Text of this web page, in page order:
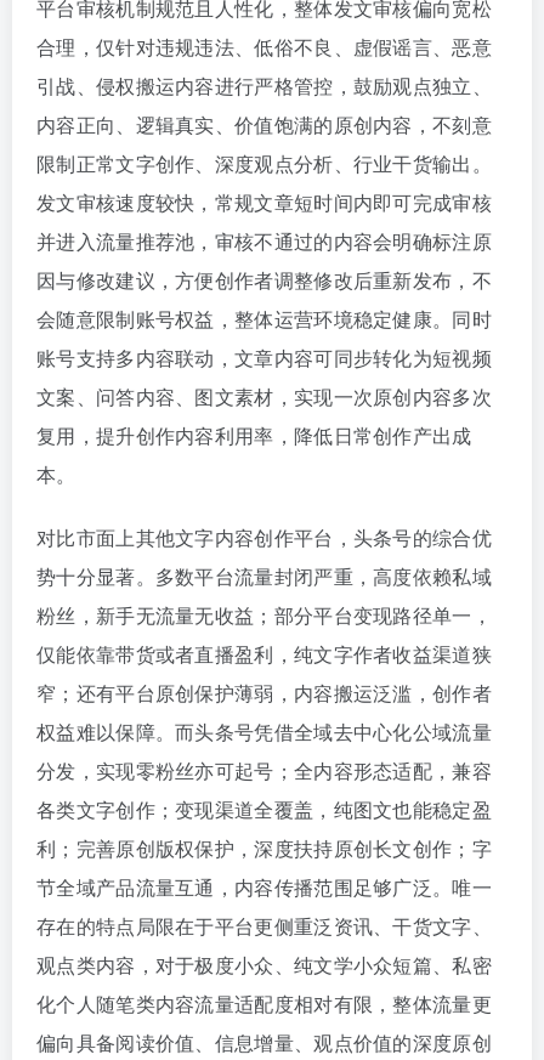
平台审核机制规范且人性化，整体发文审核偏向宽松
合理，仅针对违规违法、低俗不良、虚假谣言、恶意
引战、侵权搬运内容进行严格管控，鼓励观点独立、
内容正向、逻辑真实、价值饱满的原创内容，不刻意
限制正常文字创作、深度观点分析、行业干货输出。
发文审核速度较快，常规文章短时间内即可完成审核
并进入流量推荐池，审核不通过的内容会明确标注原
因与修改建议，方便创作者调整修改后重新发布，不
会随意限制账号权益，整体运营环境稳定健康。同时
账号支持多内容联动，文章内容可同步转化为短视频
文案、问答内容、图文素材，实现一次原创内容多次
复用，提升创作内容利用率，降低日常创作产出成
本。
对比市面上其他文字内容创作平台，头条号的综合优
势十分显著。多数平台流量封闭严重，高度依赖私域
粉丝，新手无流量无收益；部分平台变现路径单一，
仅能依靠带货或者直播盈利，纯文字作者收益渠道狭
窄；还有平台原创保护薄弱，内容搬运泛滥，创作者
权益难以保障。而头条号凭借全域去中心化公域流量
分发，实现零粉丝亦可起号；全内容形态适配，兼容
各类文字创作；变现渠道全覆盖，纯图文也能稳定盈
利；完善原创版权保护，深度扶持原创长文创作；字
节全域产品流量互通，内容传播范围足够广泛。唯一
存在的特点局限在于平台更侧重泛资讯、干货文字、
观点类内容，对于极度小众、纯文学小众短篇、私密
化个人随笔类内容流量适配度相对有限，整体流量更
偏向具备阅读价值、信息增量、观点价值的深度原创